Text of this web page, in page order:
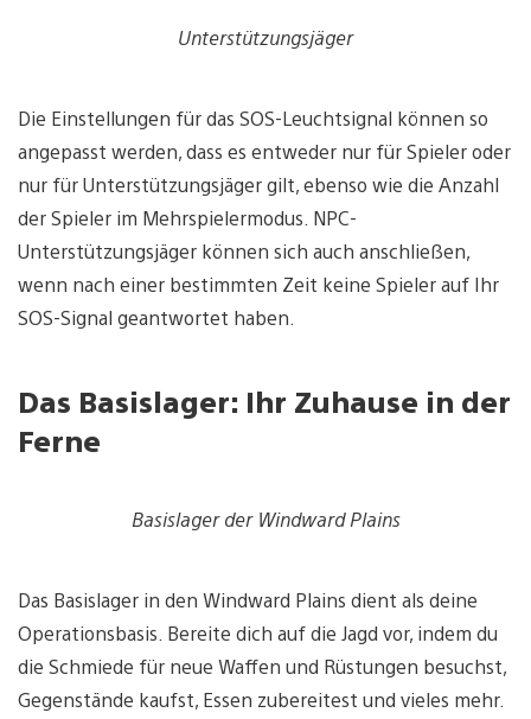
Unterstützungsjäger
Die Einstellungen für das SOS-Leuchtsignal können so
angepasst werden, dass es entweder nur für Spieler oder
nur für Unterstützungsjäger gilt, ebenso wie die Anzahl
der Spieler im Mehrspielermodus. NPC-
Unterstützungsjäger können sich auch anschließen,
wenn nach einer bestimmten Zeit keine Spieler auf Ihr
SOS-Signal geantwortet haben.
Das Basislager: Ihr Zuhause in der
Ferne
Basislager der Windward Plains
Das Basislager in den Windward Plains dient als deine
Operationsbasis. Bereite dich auf die Jagd vor, indem du
die Schmiede für neue Waffen und Rüstungen besuchst,
Gegenstände kaufst, Essen zubereitest und vieles mehr.